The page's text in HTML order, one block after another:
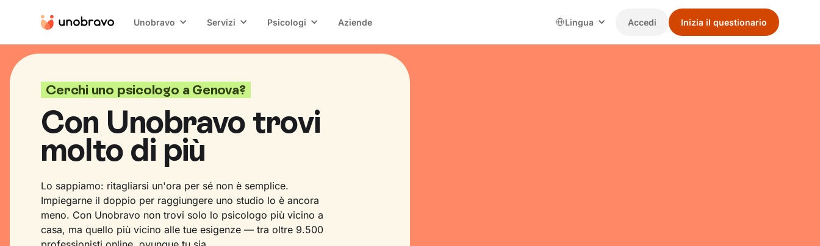
Unobravo Servizi Psicologi Aziende Lingua Accedi Inizia il questionario
Cerchi uno psicologo a Genova?
Con Unobravo trovi
molto di più
Lo sappiamo: ritagliarsi un'ora per sé non è semplice.
Impiegarne il doppio per raggiungere uno studio lo è ancora
meno. Con Unobravo non trovi solo lo psicologo più vicino a
casa, ma quello più vicino alle tue esigenze — tra oltre 9.500